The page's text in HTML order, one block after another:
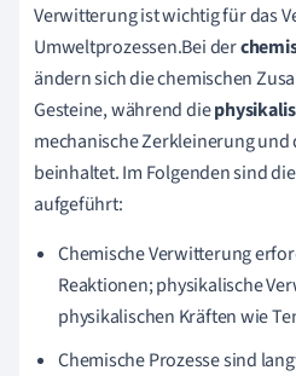
Verwitterung ist wichtig für das
Umweltprozessen.Bei der
ändern sich die chemischen
Gesteine, während die
mechanische Zerkleinerung und
beinhaltet. Im Folgenden sind
aufgeführt:
Chemische Verwitterung
Reaktionen; physikalische
physikalischen Kräften wie
Chemische Prozesse sind